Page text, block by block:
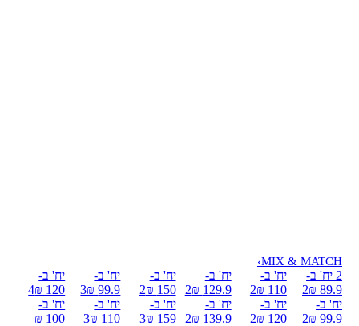
MIX & MATCH
›
2 יח' ב-
89.9 ₪
2
יח' ב-
99.9 ₪
2
יח' ב-
110 ₪
2
יח' ב-
120 ₪
2
יח' ב-
129.9 ₪
2
יח' ב-
139.9 ₪
2
יח' ב-
150 ₪
2
יח' ב-
159 ₪
3
יח' ב-
99.9 ₪
3
יח' ב-
110 ₪
3
יח' ב-
120 ₪
4
יח' ב-
100 ₪